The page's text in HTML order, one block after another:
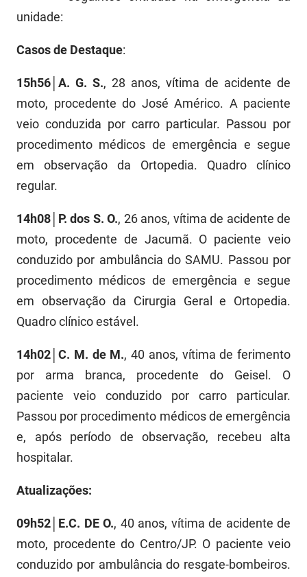
Juventude, Esporte e Lazer
Procuradoria Geral do Estado
Saúde
Segurança e Defesa Social
Turismo e Desenvolvimento Econômico
Fundação Casa de José Américo
FUNESC
IMEQ
IASS
IPHAEP
JUCEP
LOTEP
PBGÁS
PBTUR
PBPREV
Projeto Cooperar
PROCASE
unidade:
Casos de Destaque:
15h56│A. G. S., 28 anos, vítima de acidente de
moto, procedente do José Américo. A paciente
veio conduzida por carro particular. Passou por
procedimento médicos de emergência e segue
em observação da Ortopedia. Quadro clínico
regular.
14h08│P. dos S. O., 26 anos, vítima de acidente de
moto, procedente de Jacumã. O paciente veio
conduzido por ambulância do SAMU. Passou por
procedimento médicos de emergência e segue
em observação da Cirurgia Geral e Ortopedia.
Quadro clínico estável.
14h02│C. M. de M., 40 anos, vítima de ferimento
por arma branca, procedente do Geisel. O
paciente veio conduzido por carro particular.
Passou por procedimento médicos de emergência
e, após período de observação, recebeu alta
hospitalar.
Atualizações:
09h52│E.C. DE O., 40 anos, vítima de acidente de
moto, procedente do Centro/JP. O paciente veio
conduzido por ambulância do resgate-bombeiros.